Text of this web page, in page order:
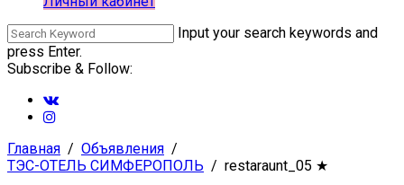
Input your search keywords and
press Enter.
Subscribe & Follow:
Главная
Объявления
ТЭС-ОТЕЛЬ СИМФЕРОПОЛЬ
restaraunt_05 ★